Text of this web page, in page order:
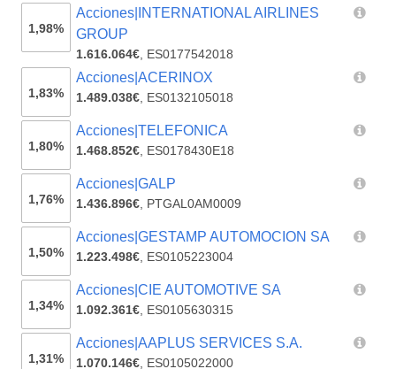
1,98%
Acciones|INTERNATIONAL AIRLINES
GROUP
1.616.064€, ES0177542018
1,83%
Acciones|ACERINOX
1.489.038€, ES0132105018
1,80%
Acciones|TELEFONICA
1.468.852€, ES0178430E18
1,76%
Acciones|GALP
1.436.896€, PTGAL0AM0009
1,50%
Acciones|GESTAMP AUTOMOCION SA
1.223.498€, ES0105223004
1,34%
Acciones|CIE AUTOMOTIVE SA
1.092.361€, ES0105630315
1,31%
Acciones|AAPLUS SERVICES S.A.
1.070.146€, ES0105022000